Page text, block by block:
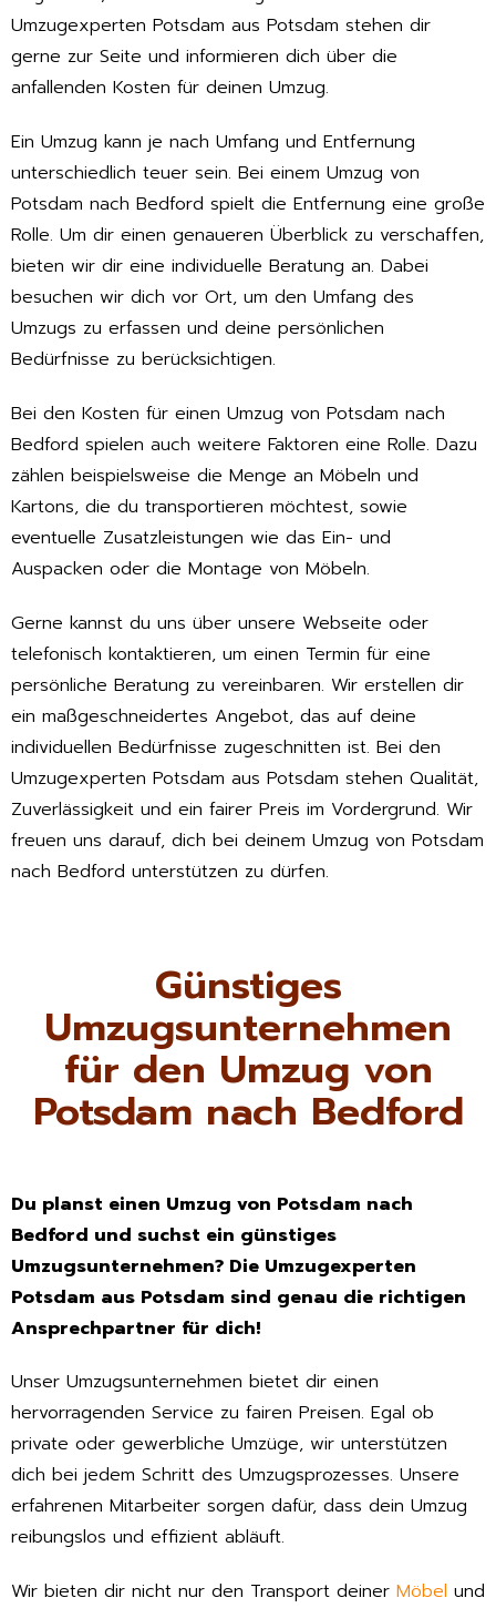
Umzugexperten Potsdam aus Potsdam stehen dir
gerne zur Seite und informieren dich über die
anfallenden Kosten für deinen Umzug.
Ein Umzug kann je nach Umfang und Entfernung
unterschiedlich teuer sein. Bei einem Umzug von
Potsdam nach Bedford spielt die Entfernung eine große
Rolle. Um dir einen genaueren Überblick zu verschaffen,
bieten wir dir eine individuelle Beratung an. Dabei
besuchen wir dich vor Ort, um den Umfang des
Umzugs zu erfassen und deine persönlichen
Bedürfnisse zu berücksichtigen.
Bei den Kosten für einen Umzug von Potsdam nach
Bedford spielen auch weitere Faktoren eine Rolle. Dazu
zählen beispielsweise die Menge an Möbeln und
Kartons, die du transportieren möchtest, sowie
eventuelle Zusatzleistungen wie das Ein- und
Auspacken oder die Montage von Möbeln.
Gerne kannst du uns über unsere Webseite oder
telefonisch kontaktieren, um einen Termin für eine
persönliche Beratung zu vereinbaren. Wir erstellen dir
ein maßgeschneidertes Angebot, das auf deine
individuellen Bedürfnisse zugeschnitten ist. Bei den
Umzugexperten Potsdam aus Potsdam stehen Qualität,
Zuverlässigkeit und ein fairer Preis im Vordergrund. Wir
freuen uns darauf, dich bei deinem Umzug von Potsdam
nach Bedford unterstützen zu dürfen.
Günstiges
Umzugsunternehmen
für den Umzug von
Potsdam nach Bedford
Du planst einen Umzug von Potsdam nach
Bedford und suchst ein günstiges
Umzugsunternehmen? Die Umzugexperten
Potsdam aus Potsdam sind genau die richtigen
Ansprechpartner für dich!
Unser Umzugsunternehmen bietet dir einen
hervorragenden Service zu fairen Preisen. Egal ob
private oder gewerbliche Umzüge, wir unterstützen
dich bei jedem Schritt des Umzugsprozesses. Unsere
erfahrenen Mitarbeiter sorgen dafür, dass dein Umzug
reibungslos und effizient abläuft.
Wir bieten dir nicht nur den Transport deiner Möbel und